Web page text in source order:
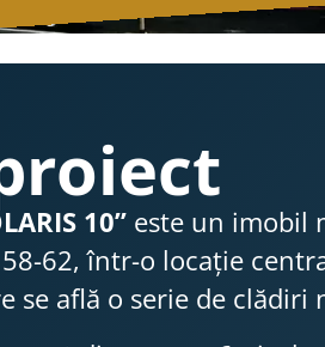
10” este un imobil
62, într-o locație
se află o serie de